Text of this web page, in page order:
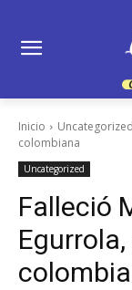
Inicio Uncategorized
colombiana
Uncategorized
Falleció